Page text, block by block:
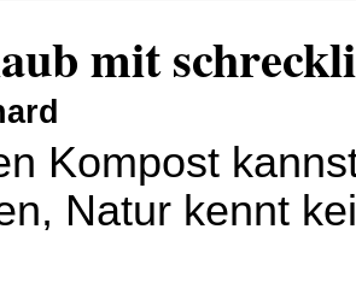
mit
Kompost
Natur kennt